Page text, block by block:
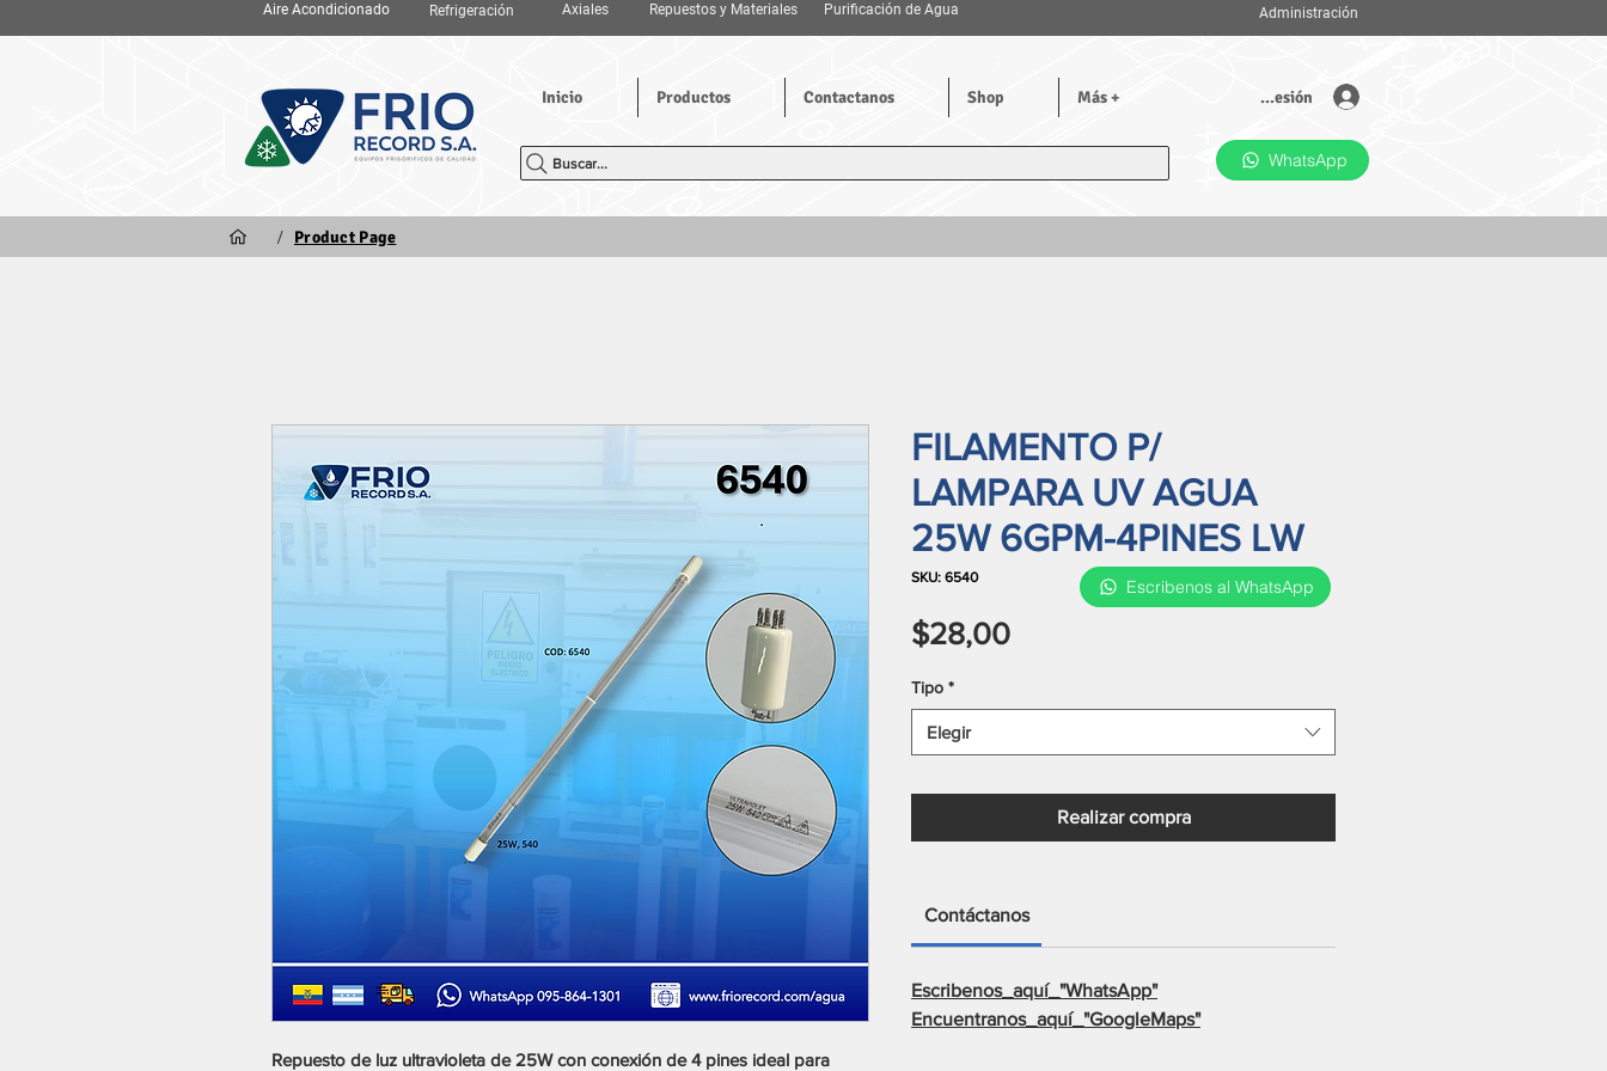
Aire Acondicionado Refrigeración Axiales Repuestos y Materiales Purificación de Agua Administración
Inicio Productos Contactanos Shop Más +
Buscar...
Iniciar sesión
WhatsApp
/ Product Page
Repuesto de luz ultravioleta de 25W con conexión de 4 pines ideal para
FILAMENTO P/
LAMPARA UV AGUA
25W 6GPM-4PINES LW
SKU: 6540
$28,00Precio
Tipo *
Elegir
Realizar compra
Contáctanos
Escribenos_aquí_"WhatsApp"
Encuentranos_aquí_"GoogleMaps"
Escribenos al WhatsApp